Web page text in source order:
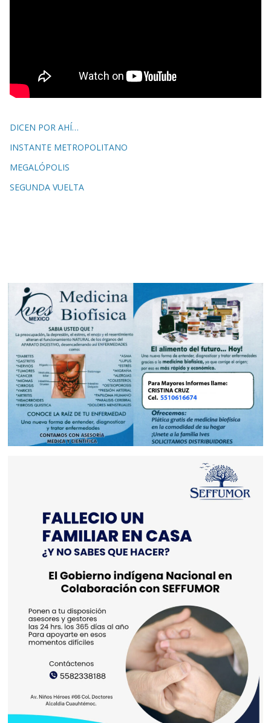
DICEN POR AHÍ…
INSTANTE METROPOLITANO
MEGALÓPOLIS
SEGUNDA VUELTA